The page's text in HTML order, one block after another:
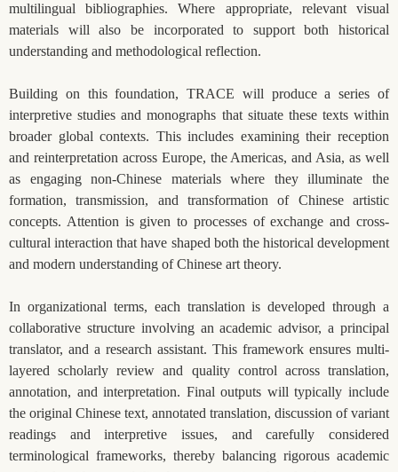
multilingual bibliographies. Where appropriate, relevant visual
materials will also be incorporated to support both historical
understanding and methodological reflection.
Building on this foundation, TRACE will produce a series of
interpretive studies and monographs that situate these texts within
broader global contexts. This includes examining their reception
and reinterpretation across Europe, the Americas, and Asia, as well
as engaging non-Chinese materials where they illuminate the
formation, transmission, and transformation of Chinese artistic
concepts. Attention is given to processes of exchange and cross-
cultural interaction that have shaped both the historical development
and modern understanding of Chinese art theory.
In organizational terms, each translation is developed through a
collaborative structure involving an academic advisor, a principal
translator, and a research assistant. This framework ensures multi-
layered scholarly review and quality control across translation,
annotation, and interpretation. Final outputs will typically include
the original Chinese text, annotated translation, discussion of variant
readings and interpretive issues, and carefully considered
terminological frameworks, thereby balancing rigorous academic